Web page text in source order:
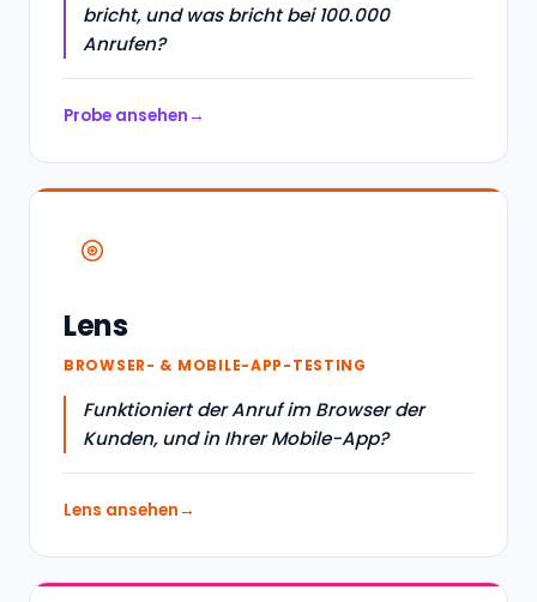
bricht, und was bricht bei 100.000
Anrufen?
Probe ansehen
Lens
BROWSER- & MOBILE-APP-TESTING
Funktioniert der Anruf im Browser der
Kunden, und in Ihrer Mobile-App?
Lens ansehen